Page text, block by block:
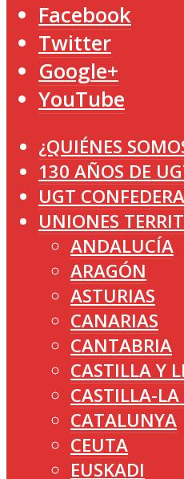
Facebook
Twitter
Google+
YouTube
¿QUIÉNES
130 AÑOS DE
UGT
UNIONES
ANDALUCÍA
ARAGÓN
ASTURIAS
CANARIAS
CANTABRIA
CASTILLA Y
CASTILLA-
CATALUNYA
CEUTA
EUSKADI